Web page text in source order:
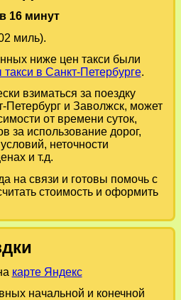
16 минут
миль).
ниже цен такси были
в Санкт-Петербурге.
взиматься за поездку
Петербурги Заволжск, может
от времени суток,
за использование дорог,
неточности
и т.д.
на связи и готовы помочь с
стоимость и оформить
карте Яндекс
начальной и конечной